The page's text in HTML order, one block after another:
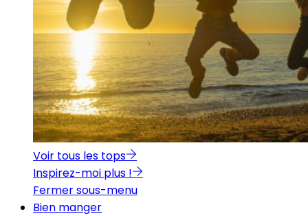
Voir tous les tops
Inspirez-moi plus !
Fermer sous-menu
Bien manger